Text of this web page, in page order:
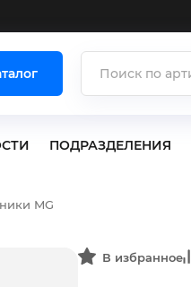
ПОДРАЗДЕЛЕНИЯ
MG
В избранное